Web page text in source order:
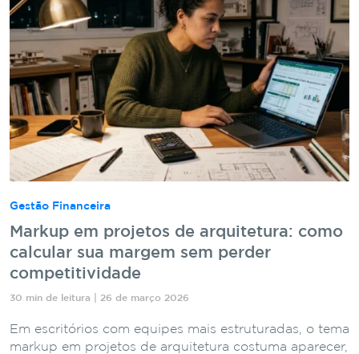
Gestão Financeira
Markup em projetos de arquitetura: como
calcular sua margem sem perder
competitividade
30 min de leitura | 26 de março 2026
Em escritórios com equipes mais estruturadas, o tema
markup em projetos de arquitetura costuma aparecer,